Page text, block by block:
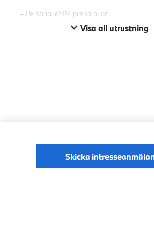
Personal eSIM preparation
Visa all utrustning
Skicka intresseanmälan